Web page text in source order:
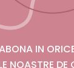
IN
NOASTRE